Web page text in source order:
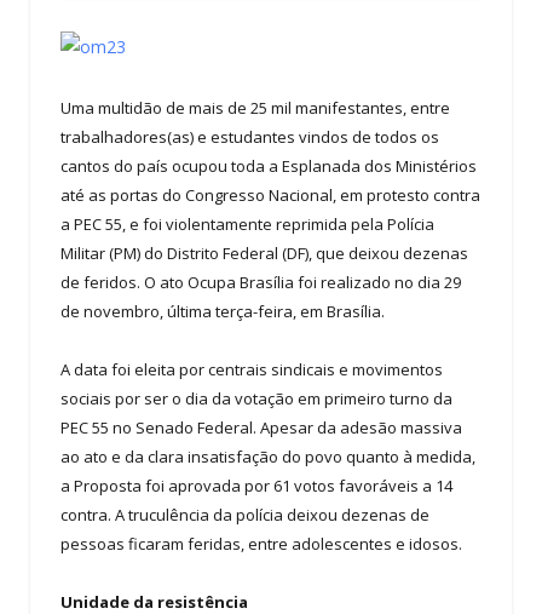
Uma multidão de mais de 25 mil manifestantes, entre
trabalhadores(as) e estudantes vindos de todos os
cantos do país ocupou toda a Esplanada dos Ministérios
até as portas do Congresso Nacional, em protesto contra
a PEC 55, e foi violentamente reprimida pela Polícia
Militar (PM) do Distrito Federal (DF), que deixou dezenas
de feridos. O ato Ocupa Brasília foi realizado no dia 29
de novembro, última terça-feira, em Brasília.
A data foi eleita por centrais sindicais e movimentos
sociais por ser o dia da votação em primeiro turno da
PEC 55 no Senado Federal. Apesar da adesão massiva
ao ato e da clara insatisfação do povo quanto à medida,
a Proposta foi aprovada por 61 votos favoráveis a 14
contra. A truculência da polícia deixou dezenas de
pessoas ficaram feridas, entre adolescentes e idosos.
Unidade da resistência